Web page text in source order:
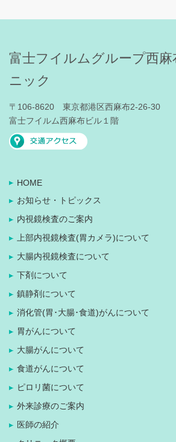
富士フイルムグループ西麻
ニック
〒106-8620 東京都港区西麻布2-26-30
富士フイルム西麻布ビル１階
HOME
お知らせ・トピックス
内視鏡検査のご案内
上部内視鏡検査(胃カメラ)について
大腸内視鏡検査について
下剤について
鎮静剤について
消化管(胃･大腸･食道)がんについて
胃がんについて
大腸がんについて
食道がんについて
ピロリ菌について
外来診療のご案内
医師の紹介